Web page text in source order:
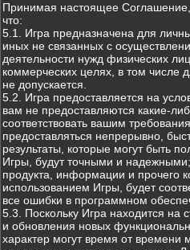
Принимая настоящее
что:
5.1. Игра предназначена для
иных не связанных с
деятельности нужд физических
коммерческих целях, в том числе
не допускается.
5.2. Игра предоставляется на
вам не предоставляются какие-
соответствовать вашим
предоставляться непрерывно,
результаты, которые могут быть
Игры, будут точными и надежными;
продукта, информации и прочего
использованием Игры, будет
все ошибки в программном
5.3. Поскольку Игра находится на
и обновления новых
характер могут время от времени